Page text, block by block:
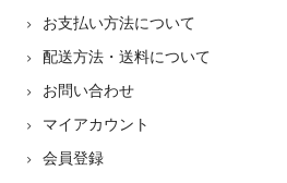
お支払い方法について
配送方法・送料について
お問い合わせ
マイアカウント
会員登録